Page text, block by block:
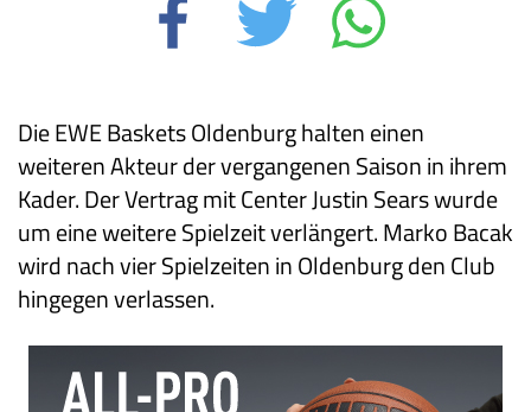
Die EWE Baskets Oldenburg halten einen
weiteren Akteur der vergangenen Saison in ihrem
Kader. Der Vertrag mit Center Justin Sears wurde
um eine weitere Spielzeit verlängert. Marko Bacak
wird nach vier Spielzeiten in Oldenburg den Club
hingegen verlassen.